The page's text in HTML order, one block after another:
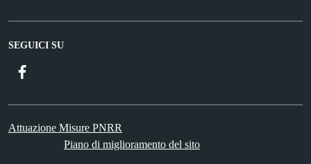
SEGUICI SU
Attuazione Misure PNRR
Piano di miglioramento del sito